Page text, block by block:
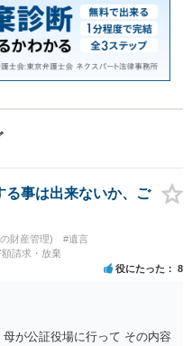
る事は出来ないか、ご
財産管理)
#遺言
請求・放棄
役にたった 8
が公証役場に行って その内容